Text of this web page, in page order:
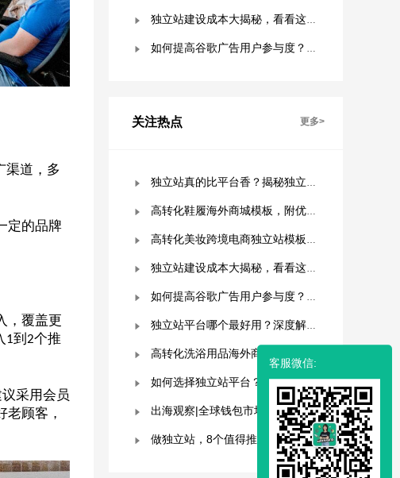
渠道，多
定的品牌
，覆盖更
1到 2个推
采用会员
顾客，
关注热点 更多>
如何选择独立站平台？8大平台对比分析！建议收藏！
出海观察|全球钱包市场分析及趋势预测
做独立站，8个值得推荐的建站平台 ！卖家快冲！
客服微信: